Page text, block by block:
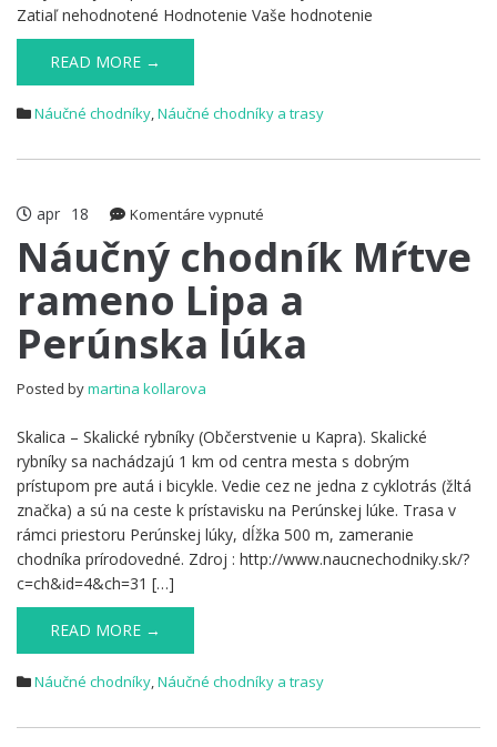
Zatiaľ nehodnotené Hodnotenie Vaše hodnotenie
READ MORE →
Náučné chodníky,Náučné chodníky a trasy
apr 18 Komentáre vypnuté
chodník
rameno
Lipa
a
Náučný chodník Mŕtve
rameno Lipa a
Perúnska lúka
Posted bymartina kollarova
Skalica – Skalické rybníky (Občerstvenie u Kapra). Skalické
rybníky sa nachádzajú 1 km od centra mesta s dobrým
prístupom pre autá i bicykle. Vedie cez ne jedna z cyklotrás (žltá
značka) a sú na ceste k prístavisku na Perúnskej lúke. Trasa v
rámci priestoru Perúnskej lúky, dĺžka 500 m, zameranie
chodníka prírodovedné. Zdroj : http://www.naucnechodniky.sk/?
c=ch&id=4&ch=31 […]
READ MORE →
Náučné chodníky,Náučné chodníky a trasy